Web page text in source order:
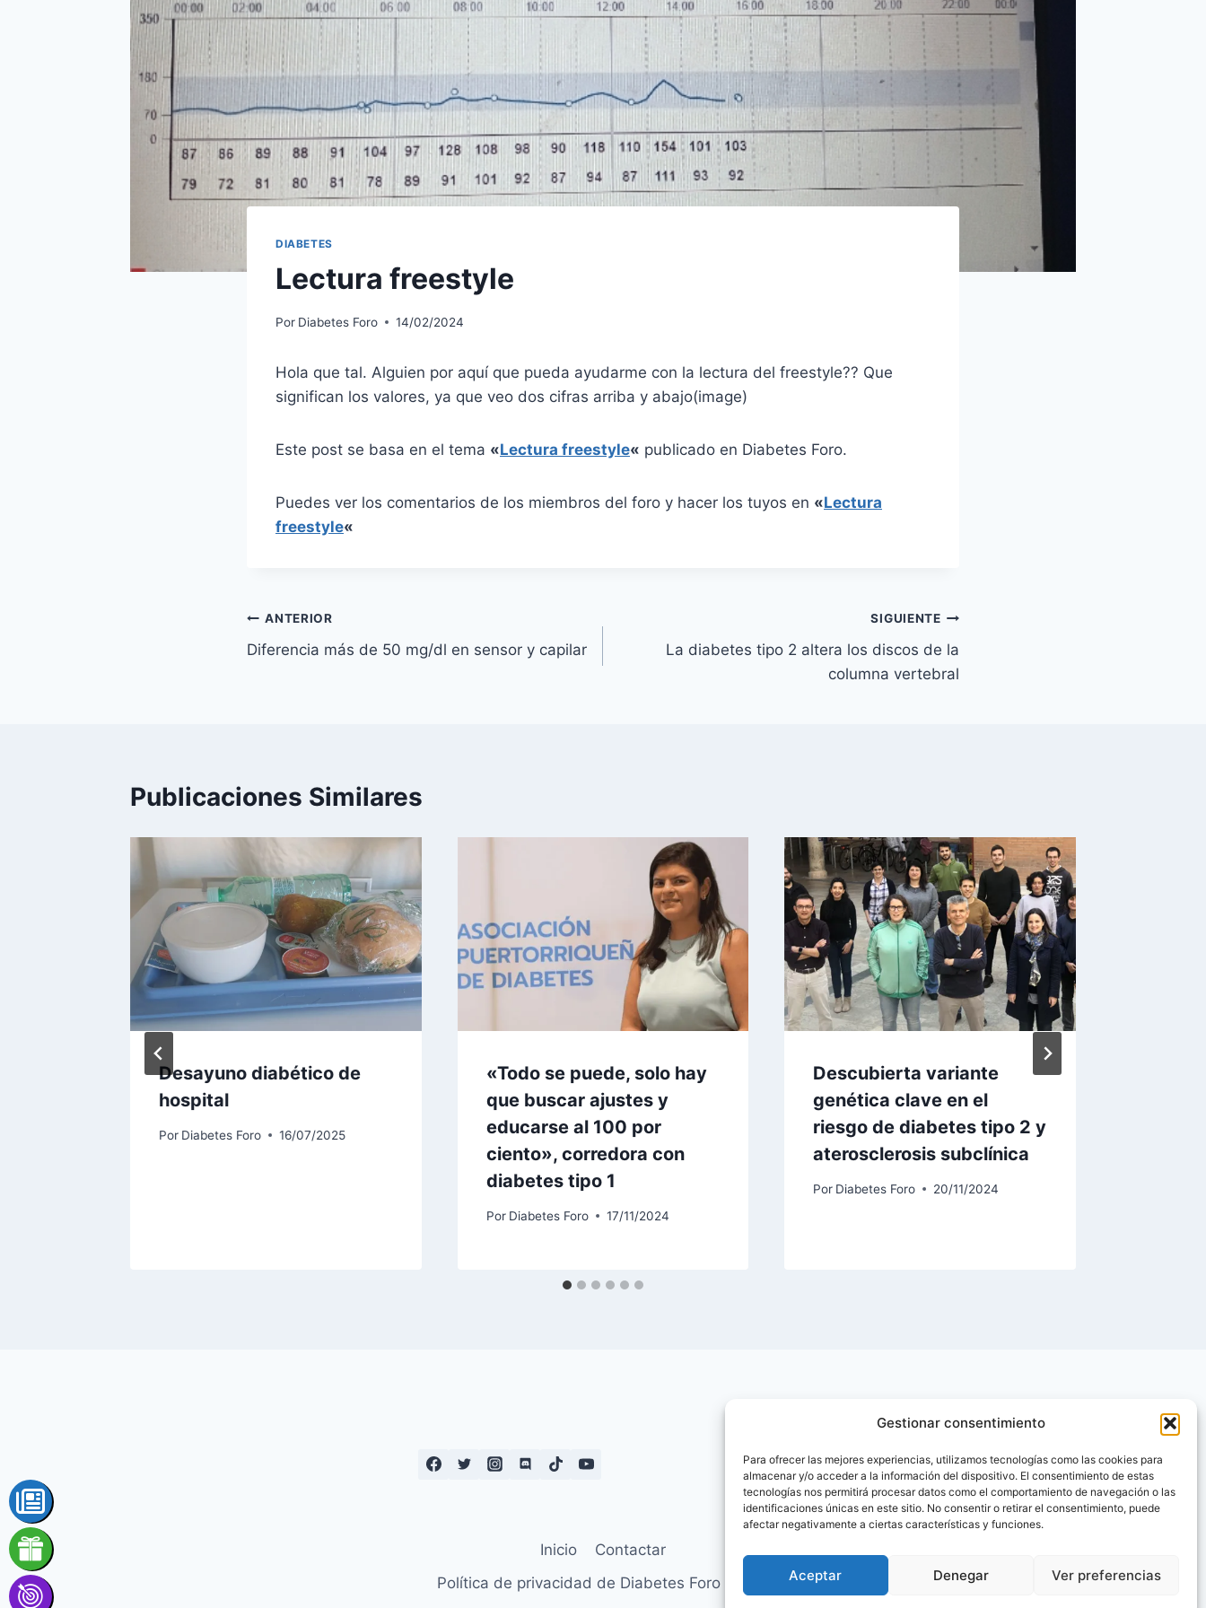
Gestionar consentimiento
Para ofrecer las mejores experiencias, utilizamos tecnologías como las cookies para
almacenar y/o acceder a la información del dispositivo. El consentimiento de estas
tecnologías nos permitirá procesar datos como el comportamiento de navegación o las
identificaciones únicas en este sitio. No consentir o retirar el consentimiento, puede
afectar negativamente a ciertas características y funciones.
Aceptar Denegar Ver preferencias
DIABETES
Lectura freestyle
Por Diabetes Foro 14/02/2024
Hola que tal. Alguien por aquí que pueda ayudarme con la lectura del freestyle?? Que
significan los valores, ya que veo dos cifras arriba y abajo(image)
Este post se basa en el tema «Lectura freestyle« publicado en Diabetes Foro.
Puedes ver los comentarios de los miembros del foro y hacer los tuyos en «Lectura
freestyle«
Navegación
de
ANTERIOR
Diferencia más de 50 mg/dl en sensor y capilar
SIGUIENTE
La diabetes tipo 2 altera los discos de la
columna vertebral
Publicaciones Similares
Desayuno diabético de
hospital
Por Diabetes Foro 16/07/2025
«Todo se puede, solo hay
que buscar ajustes y
educarse al 100 por
ciento», corredora con
diabetes tipo 1
Por Diabetes Foro 17/11/2024
Descubierta variante
genética clave en el
riesgo de diabetes tipo 2 y
aterosclerosis subclínica
Por Diabetes Foro 20/11/2024
Inicio
Contactar
Política de privacidad de Diabetes Foro – Blog